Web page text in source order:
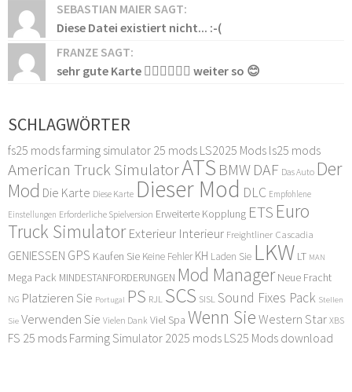
SEBASTIAN MAIER SAGT:
Diese Datei existiert nicht... :-(
FRANZE SAGT:
sehr gute Karte 👍🏻👍🏻👍🏻 weiter so 😊
SCHLAGWÖRTER
fs25 modsfarming simulator 25 mods LS2025 Mods ls25 mods
American Truck SimulatorATS BMW DAF Das Auto Der
Mod Die Karte Diese Karte Dieser Mod DLC Empfohlene
Einstellungen Erforderliche Spielversion Erweiterte Kopplung ETS Euro
Truck Simulator Exterieur Interieur Freightliner Cascadia
GENIESSEN GPS Kaufen Sie Keine Fehler KH Laden Sie LKW LT MAN
Mega Pack MINDESTANFORDERUNGEN Mod Manager Neue Fracht
NG Platzieren Sie Portugal PS RJL SCS SISLSound Fixes Pack Stellen
Sie Verwenden Sie Vielen Dank Viel Spa Wenn Sie Western Star XBS
FS 25 mods Farming Simulator 2025 mods LS25 Mods download